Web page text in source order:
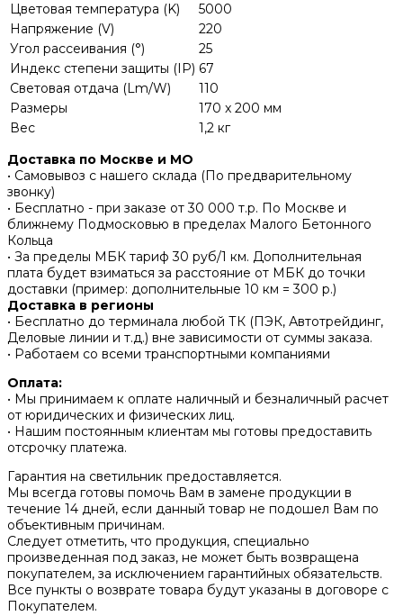
Цветовая температура (K)
5000
Напряжение (V)
220
Угол рассеивания (°)
25
Индекс степени защиты (IP) 67
Световая отдача (Lm/W)
110
Размеры
170 x 200 мм
Вес
1,2 кг
Доставка по Москве и МО
• Самовывоз с нашего склада (По предварительному
звонку)
• Бесплатно - при заказе от 30 000 т.р. По Москве и
ближнему Подмосковью в пределах Малого Бетонного
Кольца
• За пределы МБК тариф 30 руб/1 км. Дополнительная
плата будет взиматься за расстояние от МБК до точки
доставки (пример: дополнительные 10 км = 300 р.)
Доставка в регионы
• Бесплатно до терминала любой ТК (ПЭК, Автотрейдинг,
Деловые линии и т.д.) вне зависимости от суммы заказа.
• Работаем со всеми транспортными компаниями
Оплата:
• Мы принимаем к оплате наличный и безналичный расчет
от юридических и физических лиц.
• Нашим постоянным клиентам мы готовы предоставить
отсрочку платежа.
Гарантия на светильник предоставляется.
Мы всегда готовы помочь Вам в замене продукции в
течение 14 дней, если данный товар не подошел Вам по
объективным причинам.
Следует отметить, что продукция, специально
произведенная под заказ, не может быть возвращена
покупателем, за исключением гарантийных обязательств.
Все пункты о возврате товара будут указаны в договоре с
Покупателем.